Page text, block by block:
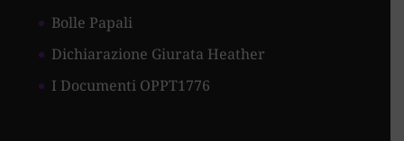
Bolle Papali
Dichiarazione Giurata Heather
I Documenti OPPT1776